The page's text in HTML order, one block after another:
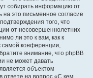
собирать информацию от
это письменное согласие
того, что
от несовершеннолетних
ли это к вам, как к
самой конференции,
внимание, что phpBB
не может давать
объектом
ответе на вопрос «С кем